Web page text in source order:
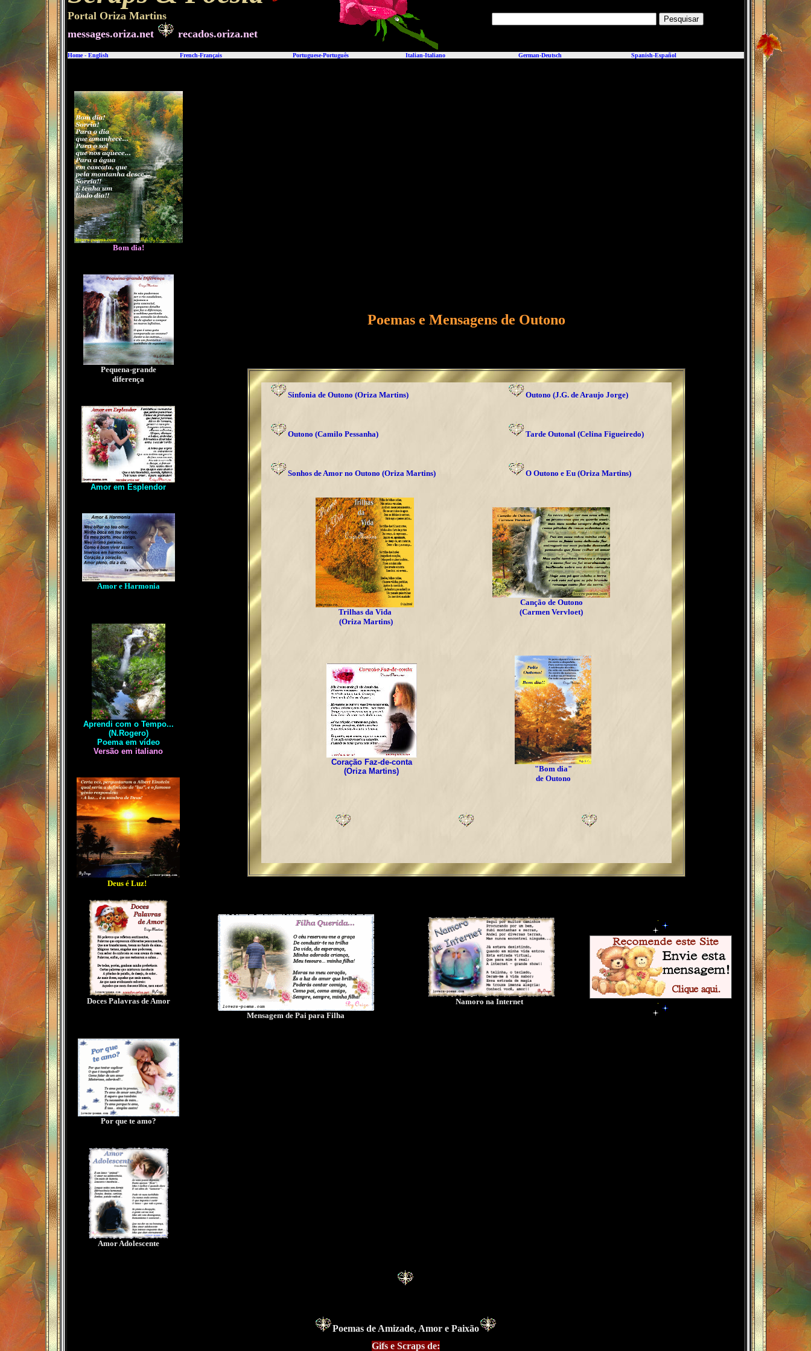
Portal Oriza Martins
messages.oriza.net
recados.oriza.net
Home- English French-Français Portuguese-Português Italian-Italiano German-Deutsch Spanish-Español
Bom dia!
Pequena-grande
diferença
Amor em Esplendor
Amor e Harmonia
Aprendi com o Tempo...
(N.Rogero)
Poema em vídeo
Versão em italiano
Deus é Luz!
Doces Palavras de Amor
Por que te amo?
Amor Adolescente
Poemas e Mensagens de Outono
Sinfonia de Outono (Oriza Martins)
Outono (Camilo Pessanha)
Sonhos de Amor no Outono (Oriza Martins)
Outono (J.G. de Araujo Jorge)
Tarde Outonal (Celina Figueiredo)
O Outono e Eu (Oriza Martins)
Trilhas da Vida
(Oriza Martins)
Canção de Outono
(Carmen Vervloet)
Coração Faz-de-conta
(Oriza Martins)
"Bom dia"
de Outono
Mensagem de Pai para Filha
Namoro na Internet
Poemas de Amizade, Amor e Paixão
Gifs e Scraps de: